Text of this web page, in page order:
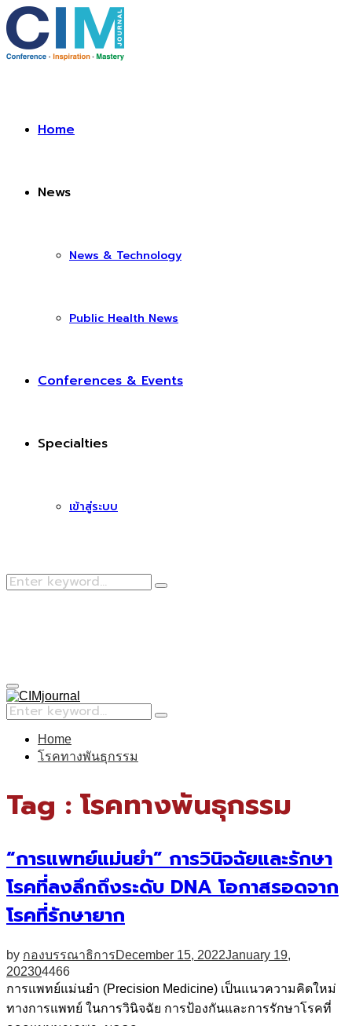
Home
News
News & Technology
Public Health News
Conferences & Events
Specialties
เข้าสู่ระบบ
Search
Search
Primary
Menu
Search
for:
Search
Home
โรคทางพันธุกรรม
Tag : โรคทางพันธุกรรม
“การแพทย์แม่นยำ” การวินิจฉัยและรักษา
โรคที่ลงลึกถึงระดับ DNA โอกาสรอดจาก
โรคที่รักษายาก
by กองบรรณาธิการDecember 15, 2022January 19,
202304466
การแพทย์แม่นยำ (Precision Medicine) เป็นแนวความคิดใหม่
ทางการแพทย์ ในการวินิจฉัย การป้องกันและการรักษาโรคที่